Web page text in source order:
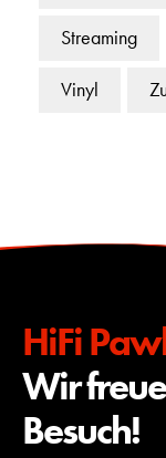
Streaming
Vinyl
HiFi
Wir
Besuch!